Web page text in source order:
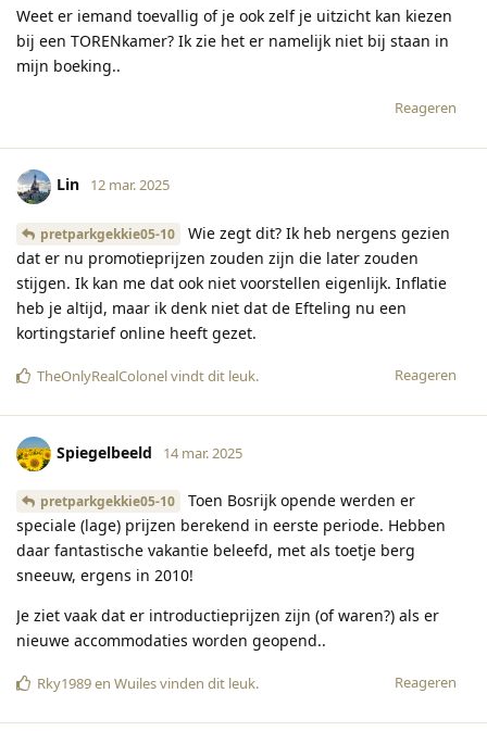
Weet er iemand toevallig of je ook zelf je uitzicht kan kiezen
bij een TORENkamer? Ik zie het er namelijk niet bij staan in
mijn boeking..
Reageren
Lin 12 mar. 2025
pretparkgekkie05-10
Wie zegt dit? Ik heb nergens gezien
dat er nu promotieprijzen zouden zijn die later zouden
stijgen. Ik kan me dat ook niet voorstellen eigenlijk. Inflatie
heb je altijd, maar ik denk niet dat de Efteling nu een
kortingstarief online heeft gezet.
Reageren
TheOnlyRealColonelvindt dit leuk.
Spiegelbeeld 14 mar. 2025
pretparkgekkie05-10
Toen Bosrijk opende werden er
speciale (lage) prijzen berekend in eerste periode. Hebben
daar fantastische vakantie beleefd, met als toetje berg
sneeuw, ergens in 2010!
Je ziet vaak dat er introductieprijzen zijn (of waren?) als er
nieuwe accommodaties worden geopend..
Reageren
Rky1989en Wuilesvinden dit leuk.